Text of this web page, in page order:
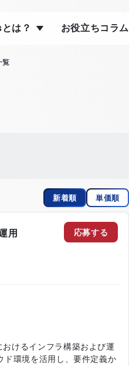
は？ お役立ちコラム
覧
新着順 単価順
用
おけるインフラ構築および運
ド環境を活用し、要件定義か
応募する